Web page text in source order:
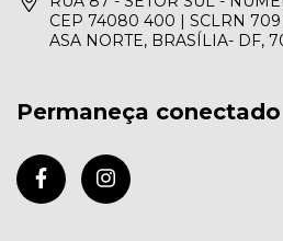
CEP 74080 400 | SCLRN
ASA NORTE, BRASÍLIA- DF,
Permaneça conectado